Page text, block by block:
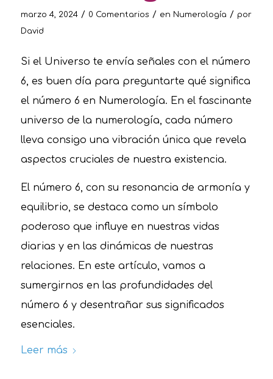
marzo 4, 2024 / 0 Comentarios / en Numerología / por
David
Si el Universo te envía señales con el número
6, es buen día para preguntarte qué significa
el número 6 en Numerología. En el fascinante
universo de la numerología, cada número
lleva consigo una vibración única que revela
aspectos cruciales de nuestra existencia.
El número 6, con su resonancia de armonía y
equilibrio, se destaca como un símbolo
poderoso que influye en nuestras vidas
diarias y en las dinámicas de nuestras
relaciones. En este artículo, vamos a
sumergirnos en las profundidades del
número 6 y desentrañar sus significados
esenciales.
Leer más